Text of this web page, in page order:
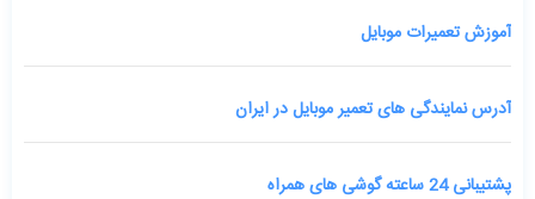
آموزش تعمیرات موبایل
آدرس نمایندگی های تعمیر موبایل در ایران
پشتیبانی 24 ساعته گوشی های همراه